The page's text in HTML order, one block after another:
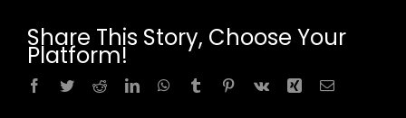
Share This Story, Choose Your
Platform!
Facebook
TwitterRedditLinkedInWhatsApp
Tumblr Pinterest
Vk Xing Email